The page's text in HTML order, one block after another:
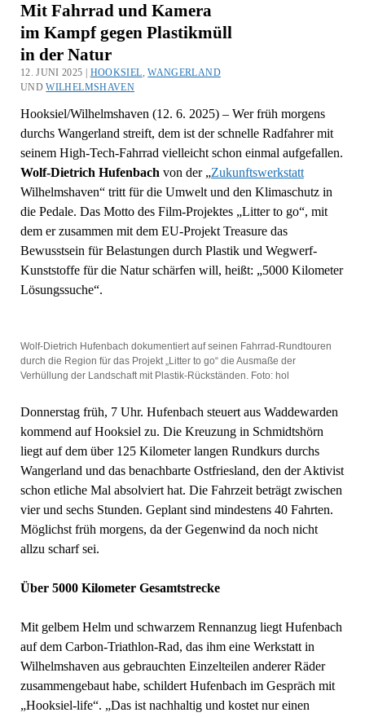
Mit Fahrrad und Kamera
im Kampf gegen Plastikmüll
in der Natur
12. JUNI 2025 | HOOKSIEL,WANGERLAND
UNDWILHELMSHAVEN
Hooksiel/Wilhelmshaven (12. 6. 2025) – Wer früh morgens
durchs Wangerland streift, dem ist der schnelle Radfahrer mit
seinem High-Tech-Fahrrad vielleicht schon einmal aufgefallen.
Wolf-Dietrich Hufenbach von der „Zukunftswerkstatt
Wilhelmshaven“ tritt für die Umwelt und den Klimaschutz in
die Pedale. Das Motto des Film-Projektes „Litter to go“, mit
dem er zusammen mit dem EU-Projekt Treasure das
Bewusstsein für Belastungen durch Plastik und Wegwerf-
Kunststoffe für die Natur schärfen will, heißt: „5000 Kilometer
Lösungssuche“.
Wolf-Dietrich Hufenbach dokumentiert auf seinen Fahrrad-Rundtouren
durch die Region für das Projekt „Litter to go“ die Ausmaße der
Verhüllung der Landschaft mit Plastik-Rückständen. Foto: hol
Donnerstag früh, 7 Uhr. Hufenbach steuert aus Waddewarden
kommend auf Hooksiel zu. Die Kreuzung in Schmidtshörn
liegt auf dem über 125 Kilometer langen Rundkurs durchs
Wangerland und das benachbarte Ostfriesland, den der Aktivist
schon etliche Mal absolviert hat. Die Fahrzeit beträgt zwischen
vier und sechs Stunden. Geplant sind mindestens 40 Fahrten.
Möglichst früh morgens, da der Gegenwind da noch nicht
allzu scharf sei.
Über 5000 Kilometer Gesamtstrecke
Mit gelbem Helm und schwarzem Rennanzug liegt Hufenbach
auf dem Carbon-Triathlon-Rad, das ihm eine Werkstatt in
Wilhelmshaven aus gebrauchten Einzelteilen anderer Räder
zusammengebaut habe, schildert Hufenbach im Gespräch mit
„Hooksiel-life“. „Das ist nachhaltig und kostet nur einen